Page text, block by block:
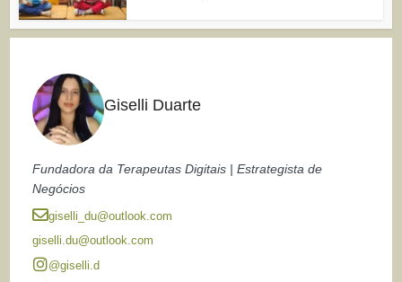
Giselli Duarte
Fundadora da Terapeutas Digitais | Estrategista de
Negócios
giselli_du@outlook.com
giselli.du@outlook.com
@giselli.d